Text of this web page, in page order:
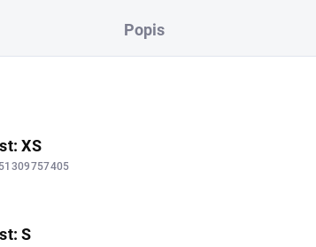
Popis
XS
S